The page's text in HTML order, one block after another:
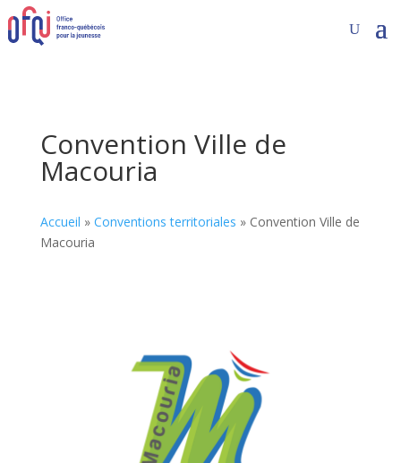
Convention Ville de
Macouria
Accueil » Conventions territoriales » Convention Ville de
Macouria